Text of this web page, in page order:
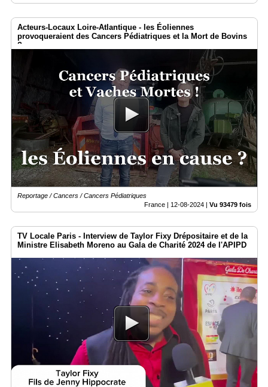
Acteurs-Locaux Loire-Atlantique - les Éoliennes
provoqueraient des Cancers Pédiatriques et la Mort de Bovins
?
Reportage / Cancers / Cancers Pédiatriques
France | 12-08-2024 | Vu 93479 fois
TV Locale Paris - Interview de Taylor Fixy Drépositaire et de la
Ministre Elisabeth Moreno au Gala de Charité 2024 de l'APIPD